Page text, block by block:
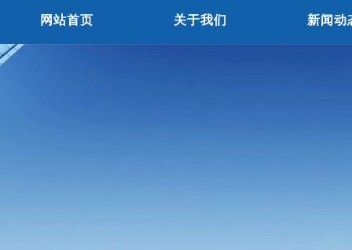
网站首页 关于我们 新闻动